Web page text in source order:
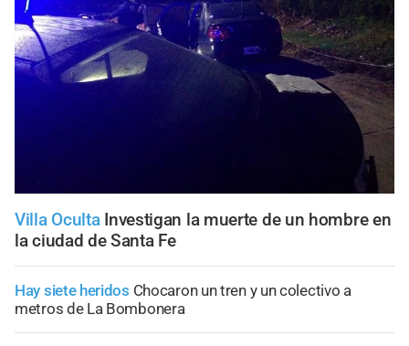
Villa Oculta Investigan la muerte de un hombre en
la ciudad de Santa Fe
Hay siete heridos Chocaron un tren y un colectivo a
metros de La Bombonera